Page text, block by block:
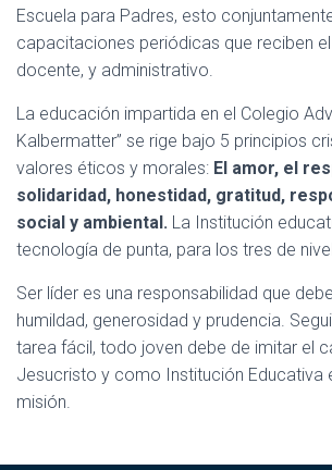
Escuela para Padres, esto
capacitaciones periódicas que reciben
docente, y administrativo.
La educación impartida en el Colegio
Kalbermatter” se rige bajo 5 principios
valores éticos y morales: El amor, el
solidaridad, honestidad, gratitud,
social y ambiental. La Institución
tecnología de punta, para los tres de
Ser líder es una responsabilidad que
humildad, generosidad y prudencia.
tarea fácil, todo joven debe de imitar el
Jesucristo y como Institución Educativa
misión.